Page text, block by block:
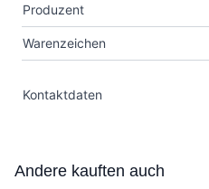
Produzent
Warenzeichen
Kontaktdaten
Press to skip carousel
Andere kauften auch